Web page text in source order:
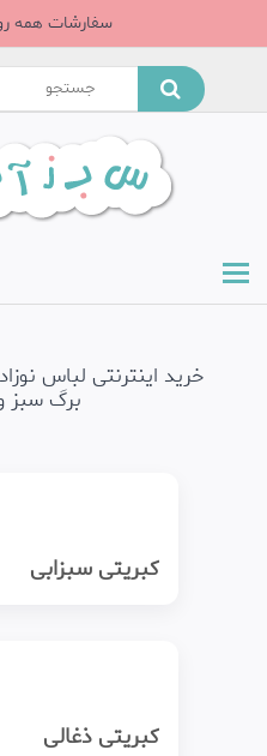
سفارشات همه
خرید اینترنتی لباس
برگ سبز
کبریتی سبزابی
کبریتی ذغالی